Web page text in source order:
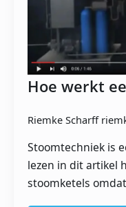
Hoe werkt
Riemke Scharff
Stoomtechniek is
lezen in dit artikel
stoomketels